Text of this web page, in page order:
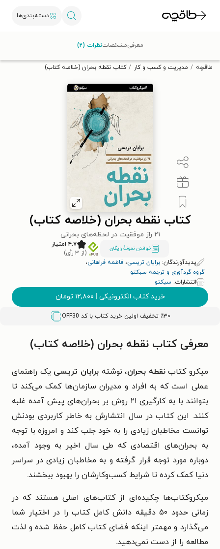
دسته‌بندی‌ها
تخفیف از طاقچه دریافت کن.
طاقچه مدیریت و کسب و کار کتاب نقطه بحران (خلاصه کتاب)
کتاب نقطه بحران (خلاصه کتاب)
۲۱ راز موفقیت در لحظه‌های بحرانی
خواندن نمونۀ رایگان
۴.۷ امتیاز
(از ۳ رأی)
پدیدآورندگان: برایان تریسی، فاطمه فراهانی،
گروه گردآوری و ترجمه سبکتو
انتشارات: سبکتو
خرید کتاب الکترونیکی | ۱۲,۸۰۰ تومان
٪۳۰ تخفیف اولین خرید کتاب با کد OFF30
معرفیمشخصاتنظرات (۲)
معرفی کتاب نقطه بحران (خلاصه کتاب)
میکرو کتابنقطه بحران، نوشته برایان تریسی یک راهنمای
عملی است که به افراد و مدیران سازمان‌ها کمک می‌کند تا
بتوانند با به کارگیری ۲۱ روش بر بحران‌های پیش آمده غلبه
کنند. این کتاب در سال انتشارش به خاطر کاربردی بودنش
توانست مخاطبان زیادی را به خود جلب کند و امروزه با توجه
به بحران‌های اقتصادی که طی سال‌ اخیر به وجود آمده،
دوباره مورد توجه قرار گرفته و به مخاطبان زیادی در سراسر
دنیا کمک کرده تا شرایط کسب‌وکارشان را بهبود ببخشند.
میکروکتاب‌ها چکیده‌ای از کتاب‌های اصلی هستند که در
زمانی حدود ۵۰ دقیقه دانش کامل کتاب را در اختیار شما
می‌گذارد و مهمتر اینکه فضای کتاب کامل حفظ شده و لذت
مطالعه را از دست نمی‌دهید.